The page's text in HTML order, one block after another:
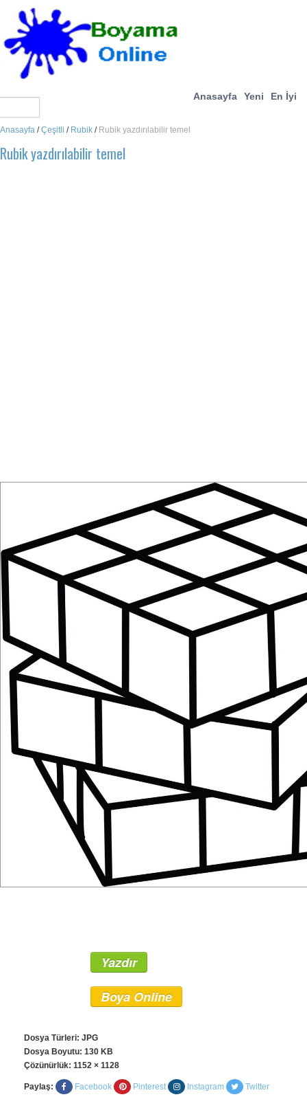
Anasayfa Yeni En İyi
Anasayfa /Çeşitli / Rubik / Rubik yazdırılabilir temel
Rubik yazdırılabilir temel
Yazdır
Boya Online
Dosya Türleri: JPG
Dosya Boyutu: 130 KB
Çözünürlük: 1152 × 1128
Paylaş: Facebook Pinterest Instagram Twitter